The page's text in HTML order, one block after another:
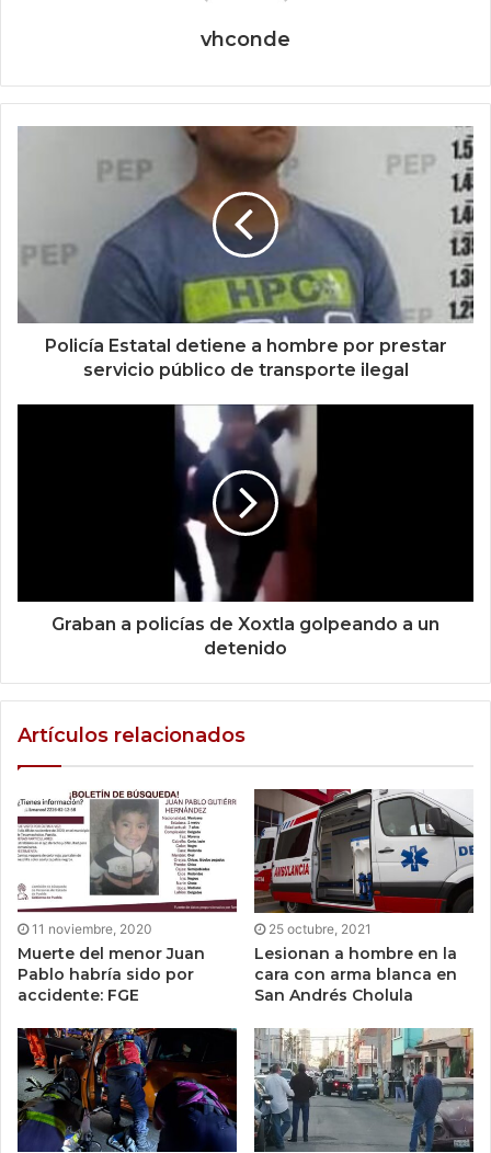
vhconde
Policía Estatal detiene a hombre por prestar
servicio público de transporte ilegal
Graban a policías de Xoxtla golpeando a un
detenido
Artículos relacionados
11 noviembre, 2020
Muerte del menor Juan
Pablo habría sido por
accidente: FGE
25 octubre, 2021
Lesionan a hombre en la
cara con arma blanca en
San Andrés Cholula